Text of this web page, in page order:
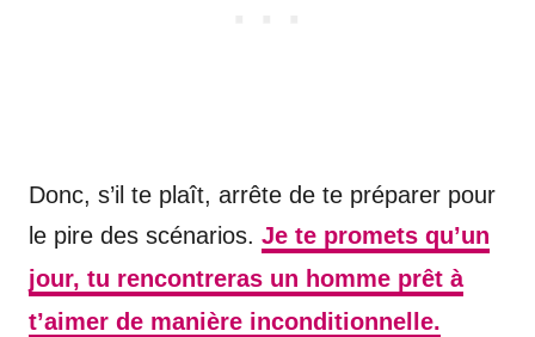
Donc, s’il te plaît, arrête de te préparer pour
le pire des scénarios. Je te promets qu’un
jour, tu rencontreras un homme prêt à
t’aimer de manière inconditionnelle.